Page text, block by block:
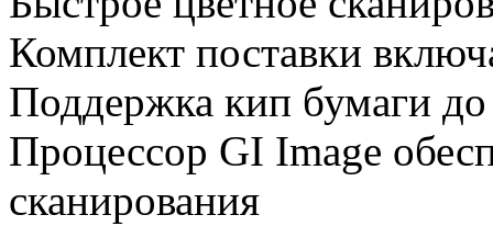
Комплект поставки
Поддержка кип бумаги
Процессор GI Image
сканирования